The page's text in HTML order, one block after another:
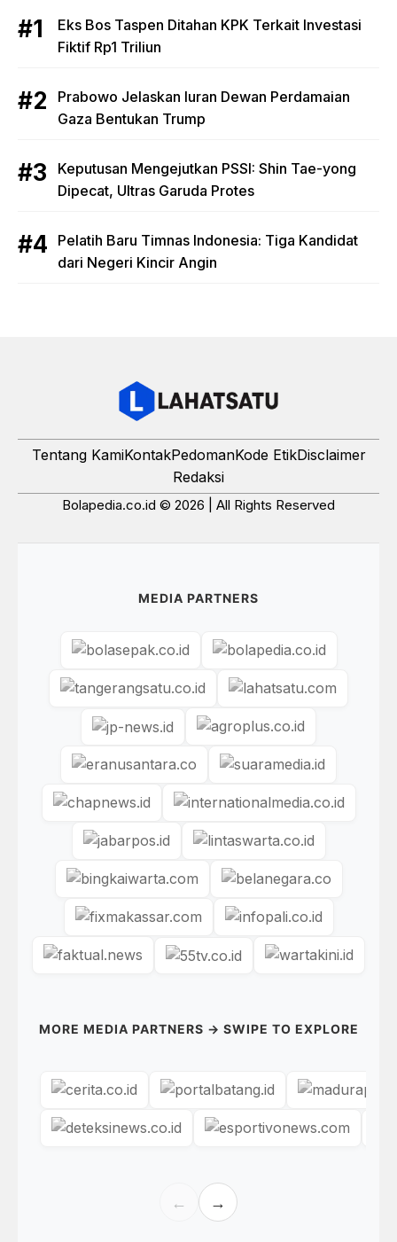
Eks Bos Taspen Ditahan KPK Terkait Investasi
Fiktif Rp1 Triliun
Prabowo Jelaskan Iuran Dewan Perdamaian
Gaza Bentukan Trump
Keputusan Mengejutkan PSSI: Shin Tae-yong
Dipecat, Ultras Garuda Protes
Pelatih Baru Timnas Indonesia: Tiga Kandidat
dari Negeri Kincir Angin
Tentang KamiKontakPedomanKode EtikDisclaimer
Redaksi
Bolapedia.co.id © 2026 | All Rights Reserved
MEDIA PARTNERS
MORE MEDIA PARTNERS → SWIPE TO EXPLORE
← →